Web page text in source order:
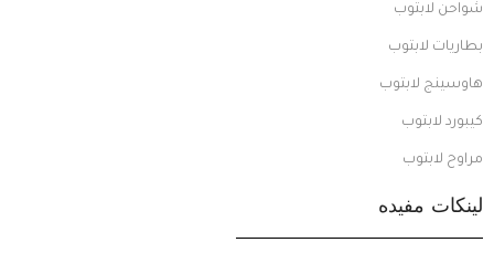
شواحن لابتوب
بطاريات لابتوب
هاوسينج لابتوب
كيبورد لابتوب
مراوح لابتوب
لينكات مفيده